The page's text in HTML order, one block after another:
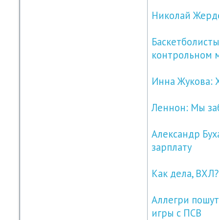
Николай
контрольном
Инна Жукова:
Леннон: Мы
Александр
зарплату
Как дела,
Аллегри
игры с ПСВ